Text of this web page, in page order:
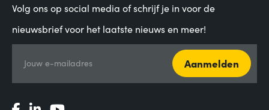
Volg ons op social media of schrijf je in voor de
nieuwsbrief voor het laatste nieuws en meer!
Jouw e-mailadres Aanmelden